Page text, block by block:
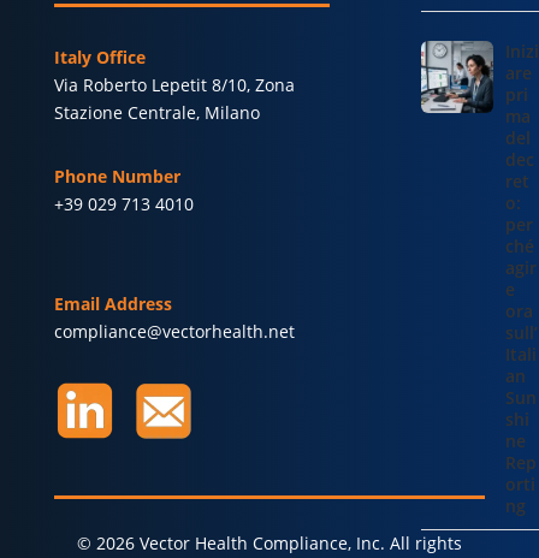
Inizi
are
pri
ma
del
dec
ret
o:
per
ché
agir
e
ora
sull’
Itali
an
Sun
shi
ne
Rep
orti
ng
Italy Office
Via Roberto Lepetit 8/10, Zona
Stazione Centrale, Milano
Phone Number
+39 029 713 4010
Email Address
compliance@vectorhealth.net
© 2026 Vector Health Compliance, Inc. All rights